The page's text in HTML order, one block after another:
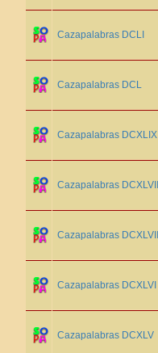
Cazapalabras DCLI
Cazapalabras DCL
Cazapalabras DCXLIX
Cazapalabras DCXLVIII
Cazapalabras DCXLVII
Cazapalabras DCXLVI
Cazapalabras DCXLV